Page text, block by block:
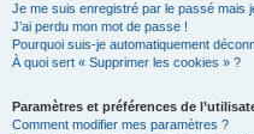
Je me suis enregistré par le passé mais
J’ai perdu mon mot de passe !
Pourquoi suis-je automatiquement
À quoi sert « Supprimer les cookies » ?
Paramètres et préférences de
Comment modifier mes paramètres ?